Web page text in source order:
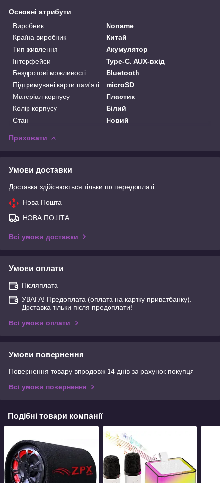
Основні атрибути
Виробник
Noname
Країна виробник
Китай
Тип живлення
Акумулятор
Інтерфейси
Type-C, AUX-вхід
Бездротові можливості
Bluetooth
Підтримувані карти пам'яті
microSD
Матеріал корпусу
Пластик
Колір корпусу
Білий
Стан
Новий
Приховати
Умови доставки
Доставка здійснюється тільки по передоплаті.
Нова Пошта
НОВА ПОШТА
Всі умови доставки
Умови оплати
Післяплата
УВАГА! Предоплата (оплата на картку приватбанку).
Доставка тільки після предоплати!
Всі умови оплати
Умови повернення
Повернення товару впродовж 14 днів за рахунок покупця
Всі умови повернення
Подібні товари компанії